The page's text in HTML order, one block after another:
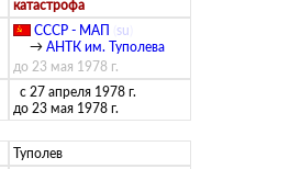
катастрофа
СССР - МАП su
→ АНТК им. Туполева
до 23 мая 1978 г.
с 27 апреля 1978 г.
до 23 мая 1978 г.
Туполев